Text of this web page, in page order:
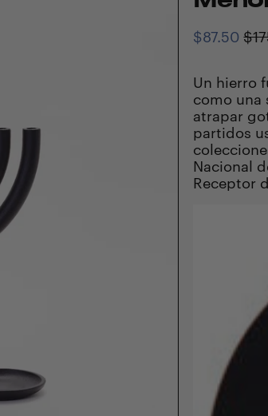
Precio
$87.50
Un hierro
como una
atrapar
partidos
Nacional
Receptor